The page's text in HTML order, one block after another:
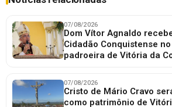
07/08/2026
Dom Vítor Agnaldo
Cidadão Conquistense
padroeira de Vitória da
07/08/2026
Cristo de Mário Cravo
como patrimônio de